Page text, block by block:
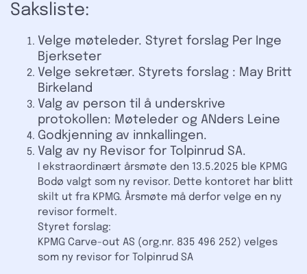
Saksliste:
Velge møteleder. Styret forslag Per Inge
Bjerkseter
Velge sekretær. Styrets forslag : May Britt
Birkeland
Valg av person til å underskrive
protokollen: Møteleder og ANders Leine
Godkjenning av innkallingen.
Valg av ny Revisor for Tolpinrud SA.
I ekstraordinært årsmøte den 13.5.2025 ble KPMG
Bodø valgt som ny revisor. Dette kontoret har blitt
skilt ut fra KPMG. Årsmøte må derfor velge en ny
revisor formelt.
Styret forslag:
KPMG Carve-out AS (org.nr. 835 496 252) velges
som ny revisor for Tolpinrud SA